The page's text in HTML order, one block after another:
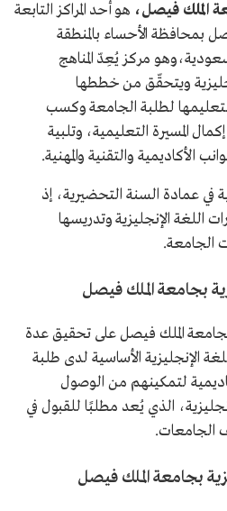
الملك فيصل، هو أحد المراكز التابعة
بمحافظة الأحساء بالمنطقة
مركز يُعِدّ المناهج
ويتحقّق من خططها
لطلبة الجامعة وكسب
المسيرة التعليمية، وتلبية
الأكاديمية والتقنية والمهنية.
في عمادة السنة التحضيرية، إذ
اللغة الإنجليزية وتدريسها
الجامعة.
بجامعة الملك فيصل
الملك فيصل على تحقيق عدة
الإنجليزية الأساسية لدى طلبة
لتمكينهم من الوصول
الذي يُعد مطلبًا للقبول في
الجامعات.
بجامعة الملك فيصل